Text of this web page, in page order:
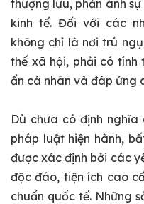
thượng lưu, phản ánh
kinh tế. Đối với các
không chỉ là nơi trú
thế xã hội, phải có tính
ấn cá nhân và đáp ứng
Dù chưa có định
pháp luật hiện hành,
được xác định bởi các
độc đáo, tiện ích cao
chuẩn quốc tế. Những